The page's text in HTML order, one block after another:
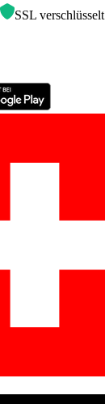
SSL verschlüsselt